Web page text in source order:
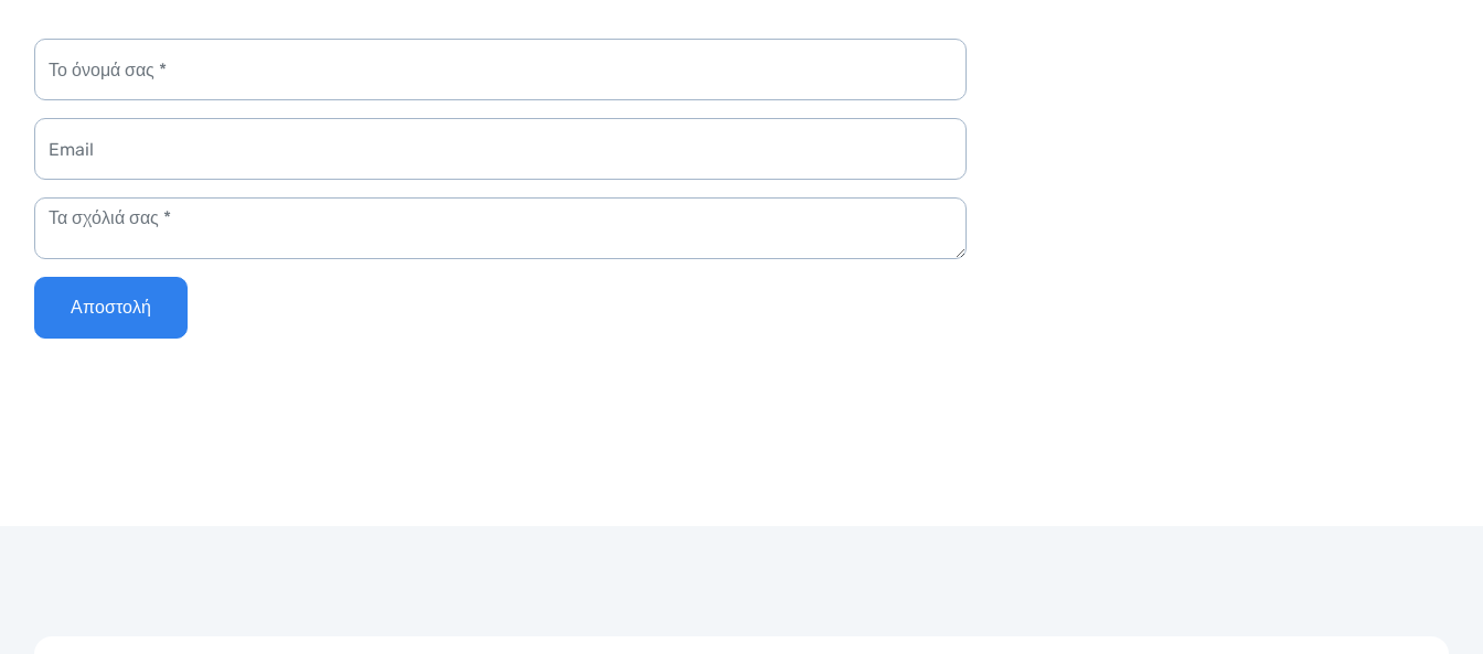
Αποστολή